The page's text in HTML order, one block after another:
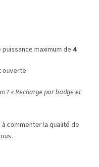
puissance maximum de 4
ouverte
? « Recharge par badge et
commenter la qualité de